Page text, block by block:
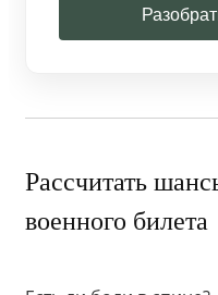
Рассчитать
военного билета